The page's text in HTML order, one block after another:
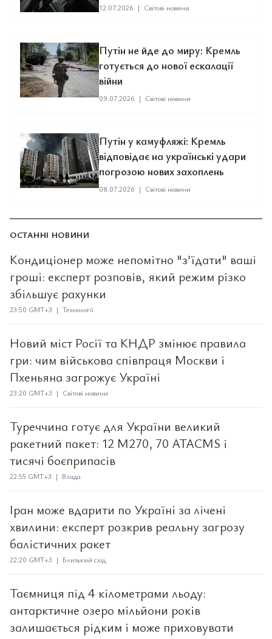
12.07.2026 | Світові новини
Путін не йде до миру: Кремль
готується до нової ескалації
війни
09.07.2026 | Світові новини
Путін у камуфляжі: Кремль
відповідає на українські удари
погрозою нових захоплень
08.07.2026 | Світові новини
ОСТАННІ НОВИНИ
Кондиціонер може непомітно "з’їдати" ваші
гроші: експерт розповів, який режим різко
збільшує рахунки
23:50 GMT+3 | Технології
Новий міст Росії та КНДР змінює правила
гри: чим військова співпраця Москви і
Пхеньяна загрожує Україні
23:20 GMT+3 | Світові новини
Туреччина готує для України великий
ракетний пакет: 12 M270, 70 ATACMS і
тисячі боєприпасів
22:55 GMT+3 | Влада
Іран може вдарити по Україні за лічені
хвилини: експерт розкрив реальну загрозу
балістичних ракет
22:20 GMT+3 | Близький схід
Таємниця під 4 кілометрами льоду:
антарктичне озеро мільйони років
залишається рідким і може приховувати